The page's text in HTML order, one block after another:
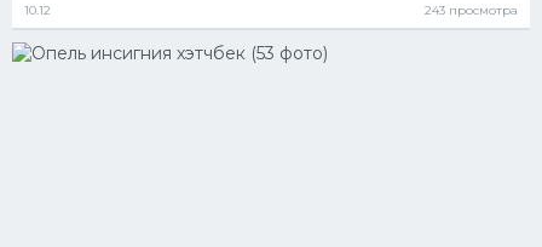
10.12 243 просмотра